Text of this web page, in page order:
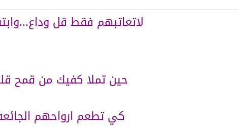
لاتعاتبهم فقط قل
حين تملا كفيك من قمح
كي تطعم ارواحهم